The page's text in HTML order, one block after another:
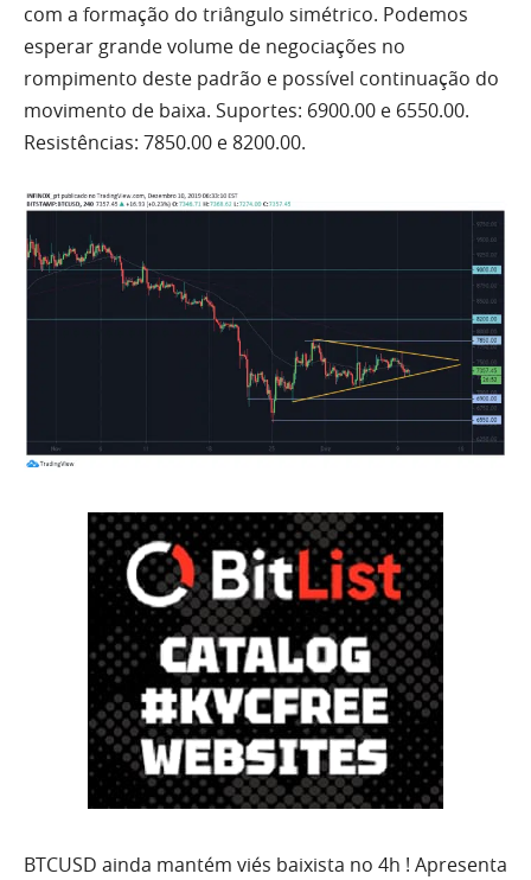
com a formação do triângulo simétrico. Podemos
esperar grandevolume de negociações no
rompimento deste padrão e possível continuação do
movimento de baixa. Suportes: 6900.00 e 6550.00.
Resistências: 7850.00 e 8200.00.
BTCUSD ainda mantém viés baixista no 4h ! Apresenta